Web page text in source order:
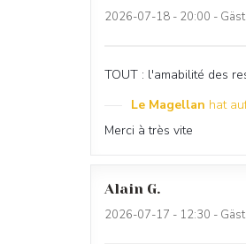
2026-07-18 - 20:00 -
TOUT : l'amabilité des
Le Magellan hat
Merci à très vite
Alain G
2026-07-17 - 12:30 -